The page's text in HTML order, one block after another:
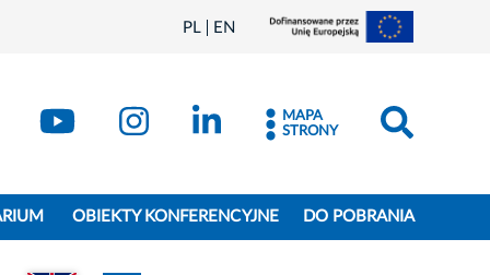
PL EN
MAPA
STRONY
OBIEKTY KONFERENCYJNE DO POBRANIA